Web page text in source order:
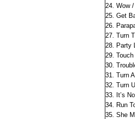
24. Wow
25. Get
26.
27. Turn
28. Party
29.
30.
31. Turn
32. Turn
33. It’s
34. Run
35. She